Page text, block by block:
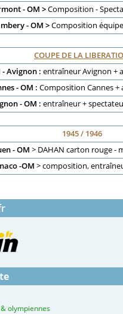
- OM >Composition -
- OM >Composition
COUPE DE LA
- Avignon : entraîneur Avignon +
- OM : Composition Cannes
- OM : entraîneur +
1945 / 1946
- OM > DAHAN carton rouge -
-OM > composition,
olympiennes